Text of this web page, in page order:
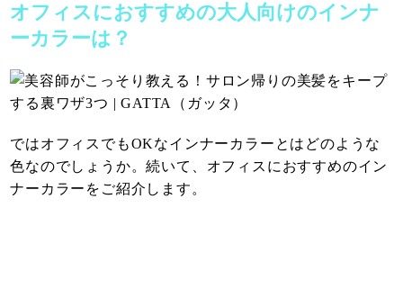
オフィスにおすすめの大人向けのインナ
ーカラーは？
ではオフィスでもOKなインナーカラーとはどのような
色なのでしょうか。続いて、オフィスにおすすめのイン
ナーカラーをご紹介します。